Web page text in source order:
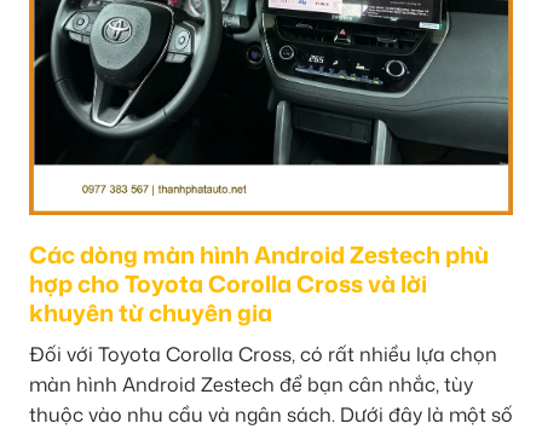
Các dòng màn hình Android Zestech phù
hợp cho Toyota Corolla Cross và lời
khuyên từ chuyên gia
Đối với Toyota Corolla Cross, có rất nhiều lựa chọn
màn hình Android Zestech để bạn cân nhắc, tùy
thuộc vào nhu cầu và ngân sách. Dưới đây là một số